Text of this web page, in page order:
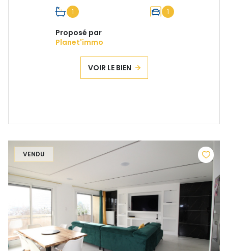
1 1
Proposé par
Planet'immo
VOIR LE BIEN
VENDU